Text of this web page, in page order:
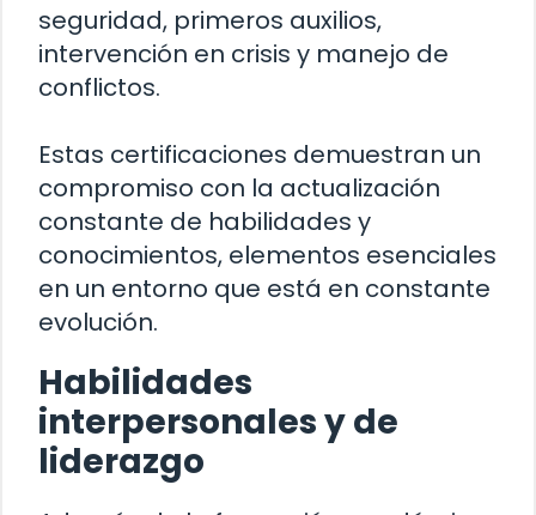
seguridad, primeros auxilios,
intervención en crisis y manejo de
conflictos.
Estas certificaciones demuestran un
compromiso con la actualización
constante de habilidades y
conocimientos, elementos esenciales
en un entorno que está en constante
evolución.
Habilidades
interpersonales y de
liderazgo